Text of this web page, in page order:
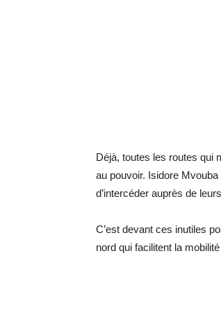
Déjà, toutes les routes qui
au pouvoir. Isidore
d’intercéder auprès de
C’est devant ces inutiles
nord qui facilitent la